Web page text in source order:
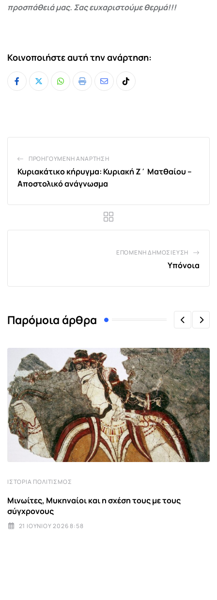
προσπάθειά μας. Σας ευχαριστούμε θερμά!!!
Κοινοποιήστε αυτή την ανάρτηση:
Whatsapp
Print
ShareTiktok
ΠΡΟΗΓΟΎΜΕΝΗ ΑΝΆΡΤΗΣΗ
Κυριακάτικο κήρυγμα: Κυριακή Ζ΄ Ματθαίου –
Αποστολικό ανάγνωσμα
ΕΠΌΜΕΝΗ ΔΗΜΟΣΊΕΥΣΗ
Υπόνοια
Παρόμοια άρθρα
ΙΣΤΟΡΊΑ ΠΟΛΙΤΙΣΜΌΣ
Μινωίτες, Μυκηναίοι και η σχέση τους με τους
σύγχρονους
21 ΙΟΥΝΊΟΥ 2026 8:58